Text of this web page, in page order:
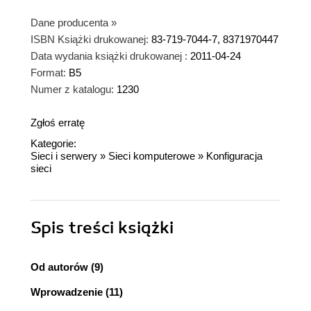
KSIĄŻEK - lepiej podzielcie je na tomy -
PONIEWAŻ NIE MIESZCZĄ MI SIĘ DO
DYPLOMATKI !!!! - tak jak "Księga eksperta sieci
domu, a to nie to samo co w pracy gdzie mam
Dane producenta »
ISBN Książki drukowanej: 83-719-7044-7, 8371970447
Data wydania książki drukowanej : 2011-04-24
Format: B5
Numer z katalogu: 1230
Zgłoś erratę
Kategorie:
Sieci i serwery » Sieci komputerowe » Konfiguracja
sieci
Spis treści książki
Od autorów (9)
Wprowadzenie (11)